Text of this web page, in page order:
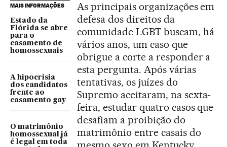
MAIS INFORMAÇÕES
Estado da
Flórida se abre
para o
casamento de
homossexuais
A hipocrisia
dos candidatos
frente ao
casamento gay
O matrimônio
homossexual já
é legal em toda
As principais organizações em
defesa dos direitos da
comunidade LGBT buscam, há
vários anos, um caso que
obrigue a corte a responder a
esta pergunta. Após várias
tentativas, os juízes do
Supremo aceitaram, na sexta-
feira, estudar quatro casos que
desafiam a proibição do
matrimônio entre casais do